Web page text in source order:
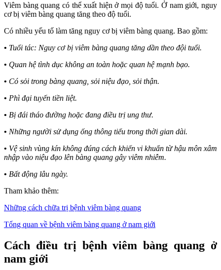
Viêm bàng quang có thể xuất hiện ở mọi độ tuổi. Ở nam giới, nguy
cơ bị viêm bàng quang tăng theo độ tuổi.
Có nhiều yếu tố làm tăng nguy cơ bị viêm bàng quang. Bao gồm:
• Tuổi tác: Nguy cơ bị viêm bàng quang tăng dần theo đội tuổi.
• Quan hệ tình dục không an toàn hoặc quan hệ mạnh bạo.
• Có sỏi trong bàng quang, sỏi niệu đạo, sỏi thận.
• Phì đại tuyến tiền liệt.
• Bị đái tháo đường hoặc đang điều trị ung thư.
• Những người sử dụng ống thông tiểu trong thời gian dài.
• Vệ sinh vùng kín không đúng cách khiến vi khuẩn từ hậu môn xâm
nhập vào niệu đạo lên bàng quang gây viêm nhiễm.
• Bất động lâu ngày.
Tham khảo thêm:
Những cách chữa trị bệnh viêm bàng quang
Tổng quan về bệnh viêm bàng quang ở nam giới
Cách điều trị bệnh viêm bàng quang ở
nam giới